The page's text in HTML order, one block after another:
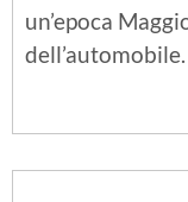
un’epoca